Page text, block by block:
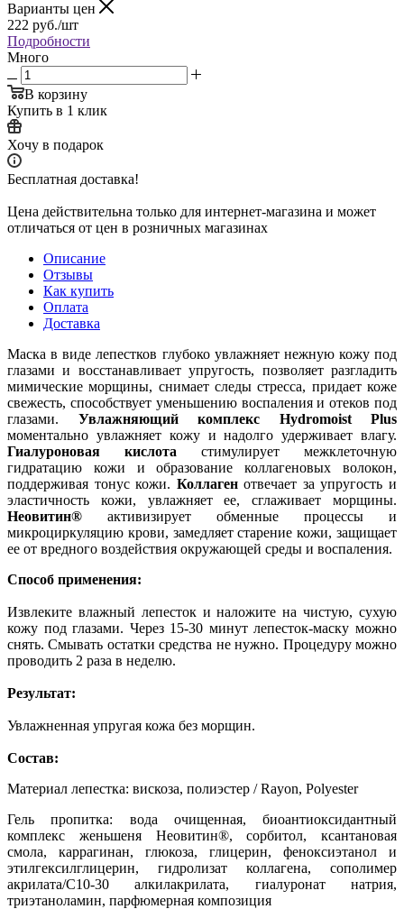
Варианты цен
222 руб./шт
Подробности
Много
В корзину
Купить в 1 клик
Хочу в подарок
Бесплатная доставка!
Цена действительна только для интернет-магазина и может
отличаться от цен в розничных магазинах
Описание
Отзывы
Как купить
Оплата
Доставка
Маска в виде лепестков глубоко увлажняет нежную кожу под
глазами и восстанавливает упругость, позволяет разгладить
мимические морщины, снимает следы стресса, придает коже
свежесть, способствует уменьшению воспаления и отеков под
глазами. Увлажняющий комплекс Hydromoist Plus
моментально увлажняет кожу и надолго удерживает влагу.
Гиалуроновая кислота стимулирует межклеточную
гидратацию кожи и образование коллагеновых волокон,
поддерживая тонус кожи. Коллагенотвечает за упругость и
эластичность кожи, увлажняет ее, сглаживает морщины.
Неовитин® активизирует обменные процессы и
микроциркуляцию крови, замедляет старение кожи, защищает
ее от вредного воздействия окружающей среды и воспаления.
Способ применения:
Извлеките влажный лепесток и наложите на чистую, сухую
кожу под глазами. Через 15-30 минут лепесток-маску можно
снять. Смывать остатки средства не нужно. Процедуру можно
проводить 2 раза в неделю.
Результат:
Увлажненная упругая кожа без морщин.
Состав:
Материал лепестка: вискоза, полиэстер / Rayon, Polyester
Гель пропитка: вода очищенная, биоантиоксидантный
комплекс женьшеня Неовитин®, сорбитол, ксантановая
смола, каррагинан, глюкоза, глицерин, феноксиэтанол и
этилгексилглицерин, гидролизат коллагена, сополимер
акрилата/С10-30 алкилакрилата, гиалуронат натрия,
триэтаноламин, парфюмерная композиция